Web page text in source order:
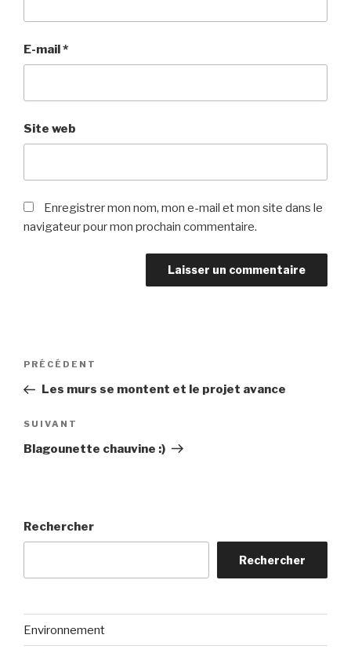
E-mail*
Site web
Enregistrer mon nom, mon e-mail et mon site dans le
navigateur pour mon prochain commentaire.
Navigation
l’article
Article
précédent
PRÉCÉDENT
Les murs se montent et le projet avance
Article
suivant
SUIVANT
Blagounette chauvine :)
Rechercher
Rechercher
Environnement